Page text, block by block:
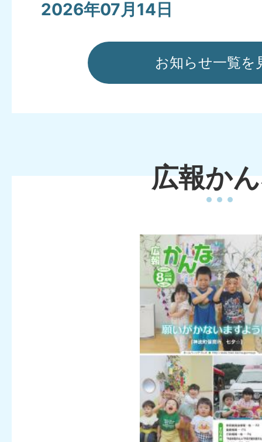
2026年07月14日
万場・中里・歯科診療所予定
2026年07月03日
JIS X 8341-3:2016に基づく
2026年06月18日
令和9年4月1日採用予定 神
2026年06月05日
広報かんな令和8年6月号
お知らせ一覧を
広報か